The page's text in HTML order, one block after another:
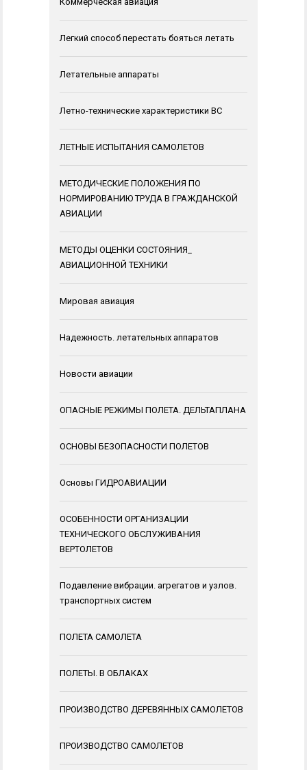
Легкий способ перестать бояться летать
Летательные аппараты
Летно-технические характеристики ВС
ЛЕТНЫЕ ИСПЫТАНИЯ САМОЛЕТОВ
МЕТОДИЧЕСКИЕ ПОЛОЖЕНИЯ ПО
НОРМИРОВАНИЮ ТРУДА В ГРАЖДАНСКОЙ
АВИАЦИИ
МЕТОДЫ ОЦЕНКИ СОСТОЯНИЯ_
АВИАЦИОННОЙ ТЕХНИКИ
Мировая авиация
Надежность. летательных аппаратов
Новости авиации
ОПАСНЫЕ РЕЖИМЫ ПОЛЕТА. ДЕЛЬТАПЛАНА
ОСНОВЫ БЕЗОПАСНОСТИ ПОЛЕТОВ
Основы ГИДРОАВИАЦИИ
ОСОБЕННОСТИ ОРГАНИЗАЦИИ
ТЕХНИЧЕСКОГО ОБСЛУЖИВАНИЯ
ВЕРТОЛЕТОВ
Подавление вибрации. агрегатов и узлов.
транспортных систем
ПОЛЕТА САМОЛЕТА
ПОЛЕТЫ. В ОБЛАКАХ
ПРОИЗВОДСТВО ДЕРЕВЯННЫХ САМОЛЕТОВ
ПРОИЗВОДСТВО САМОЛЕТОВ